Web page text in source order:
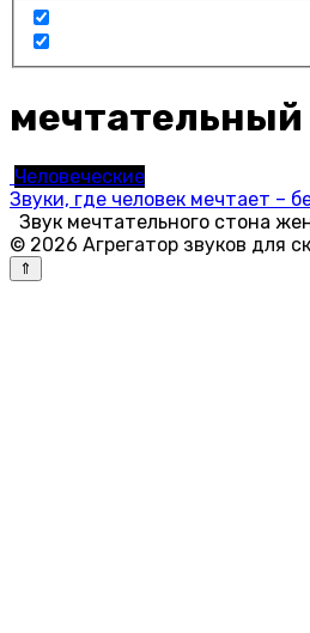
мечтательный
Человеческие
Звуки, где человек мечтает –
Звук мечтательного стона
© 2026 Агрегатор звуков для